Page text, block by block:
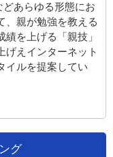
あらゆる形態にお
、親が勉強を教える
を上げる「親技」
げえインターネット
イルを提案してい
グ